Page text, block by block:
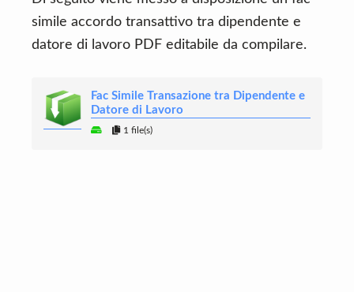
simile accordo transattivo tra dipendente e
datore di lavoro PDF editabile da compilare.
Fac Simile Transazione tra Dipendente e
Datore di Lavoro
1 file(s)